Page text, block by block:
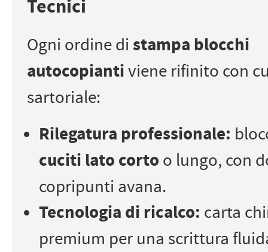
Tecnici
Ogni ordine distampa blocchi
autocopiantiviene rifinito con
sartoriale:
Rilegatura professionale:
cuciti lato corto o lungo, con
copripunti avana.
Tecnologia di ricalco: carta
premium per una scrittura